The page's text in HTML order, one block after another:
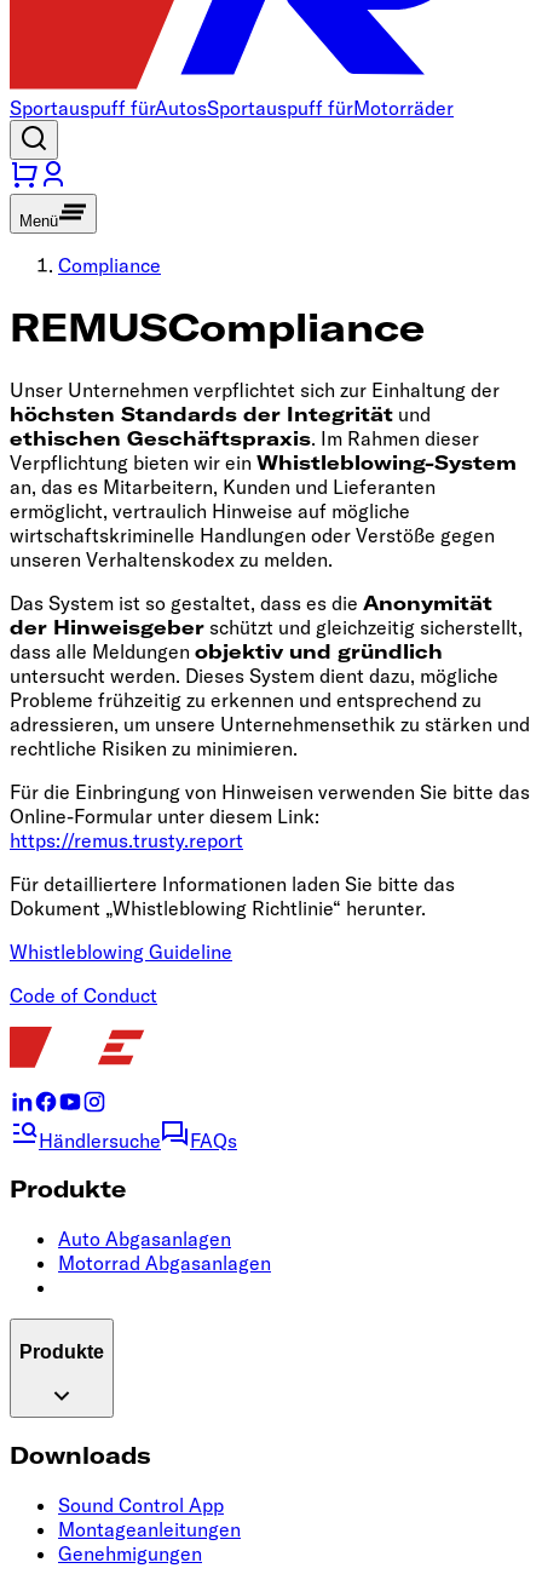
Sportauspuff fürAutosSportauspuff fürMotorräder
Menü
Compliance
REMUSCompliance
Unser Unternehmen verpflichtet sich zur Einhaltung der
höchsten Standards der Integrität und
ethischen Geschäftspraxis. Im Rahmen dieser
Verpflichtung bieten wir ein Whistleblowing-System
an, das es Mitarbeitern, Kunden und Lieferanten
ermöglicht, vertraulich Hinweise auf mögliche
wirtschaftskriminelle Handlungen oder Verstöße gegen
unseren Verhaltenskodex zu melden.
Das System ist so gestaltet, dass es die Anonymität
der Hinweisgeber schützt und gleichzeitig sicherstellt,
dass alle Meldungen objektiv und gründlich
untersucht werden. Dieses System dient dazu, mögliche
Probleme frühzeitig zu erkennen und entsprechend zu
adressieren, um unsere Unternehmensethik zu stärken und
rechtliche Risiken zu minimieren.
Für die Einbringung von Hinweisen verwenden Sie bitte das
Online-Formular unter diesem Link:
https://remus.trusty.report
Für detailliertere Informationen laden Sie bitte das
Dokument „Whistleblowing Richtlinie“ herunter.
Whistleblowing Guideline
Code of Conduct
Händlersuche FAQs
Produkte
Auto Abgasanlagen
Motorrad Abgasanlagen
Produkte
Downloads
Sound Control App
Montageanleitungen
Genehmigungen